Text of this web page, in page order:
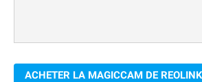
ACHETER LA MAGICCAM DE